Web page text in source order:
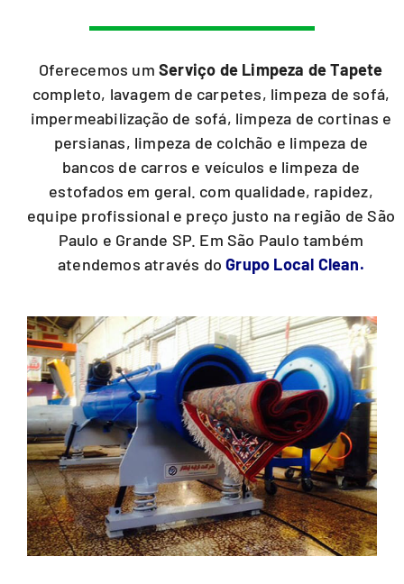
Oferecemos umServiço de Limpeza de Tapete
completo, lavagem de carpetes, limpeza de sofá,
impermeabilização de sofá, limpeza de cortinas e
persianas, limpeza de colchão e limpeza de
bancos de carros e veículos e limpeza de
estofados em geral. com qualidade, rapidez,
equipe profissional e preço justo na região de São
Paulo e Grande SP. Em São Paulo também
atendemos através doGrupo Local Clean.